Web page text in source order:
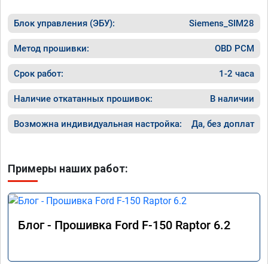
Блок управления (ЭБУ): Siemens_SIM28
Метод прошивки: OBD PCM
Срок работ: 1-2 часа
Наличие откатанных прошивок: В наличии
Возможна индивидуальная настройка: Да, без доплат
Примеры наших работ:
Блог - Прошивка Ford F-150 Raptor 6.2